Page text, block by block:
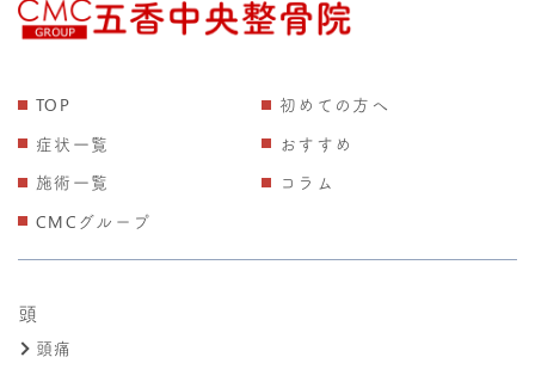
TOP
初めての方へ
症状一覧
おすすめ
施術一覧
コラム
CMCグループ
頭
頭痛